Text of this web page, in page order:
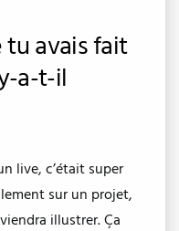
tu avais fait
a-t-il
live, c’était super
sur un projet,
illustrer. Ça